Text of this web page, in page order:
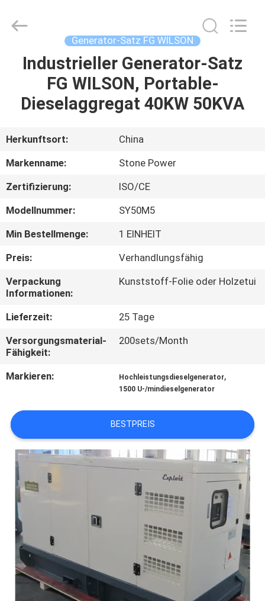
HAUS
PRODUKTE
ÜBER
UNS
FABRIK-
AUSFLUG
QUALITÄTSKONTROLLE
TRETEN
SIE
MIT
UNS
IN
FORDERN
SIE EIN
ZITAT
SITEMAP
PRIVACY
POLICY
CO.,LTD.
Generator-Satz FG WILSON
Industrieller Generator-Satz
FG WILSON, Portable-
Dieselaggregat 40KW 50KVA
Herkunftsort:
China
Markenname:
Stone Power
Zertifizierung:
ISO/CE
Modellnummer:
SY50M5
Min Bestellmenge:
1 EINHEIT
Preis:
Verhandlungsfähig
Verpackung
Informationen:
Kunststoff-Folie oder Holzetui
Lieferzeit:
25 Tage
Versorgungsmaterial-
Fähigkeit:
200sets/Month
Markieren: Hochleistungsdieselgenerator,
1500 U-/mindieselgenerator
BESTPREIS